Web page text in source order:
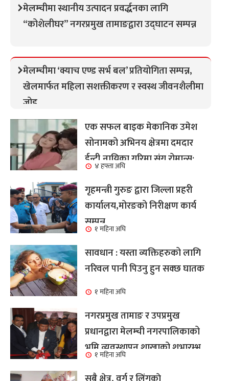
मेलम्चीमा स्थानीय उत्पादन प्रवर्द्धनका लागि
“कोशेलीघर” नगरप्रमुख तामाङद्वारा उद्घाटन सम्पन्न
मेलम्चीमा ‘क्याच एण्ड सर्भ बल’ प्रतियोगिता सम्पन्न,
खेलमार्फत महिला सशक्तीकरण र स्वस्थ जीवनशैलीमा
जोड
एक सफल बाइक मेकानिक उमेश
सोनामको अभिनय क्षेत्रमा दमदार
ईन्ट्री,नायिका गरिमा संग रोमान्स:
हेर्नुहोस भिडियो ।
४ हफ्ता अघि
गृहमन्त्री गुरुङ द्वारा जिल्ला प्रहरी
कार्यालय,मोरङको निरीक्षण कार्य
सम्पन्न१ महिना अघि
सावधान : यस्ता व्यक्तिहरुको लागि
नरिवल पानी पिउनु हुन सक्छ घातक
१ महिना अघि
नगरप्रमुख तामाङ र उपप्रमुख
प्रधानद्वारा मेलम्ची नगरपालिकाको
भूमि व्यवस्थापन शाखाको शुभारम्भ
कार्य सम्पन्न
१ महिना अघि